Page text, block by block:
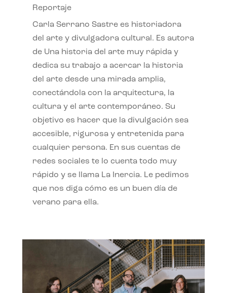
Reportaje
Carla Serrano Sastre es historiadora
del arte y divulgadora cultural. Es autora
de Una historia del arte muy rápida y
dedica su trabajo a acercar la historia
del arte desde una mirada amplia,
conectándola con la arquitectura, la
cultura y el arte contemporáneo. Su
objetivo es hacer que la divulgación sea
accesible, rigurosa y entretenida para
cualquier persona. En sus cuentas de
redes sociales te lo cuenta todo muy
rápido y se llama La Inercia. Le pedimos
que nos diga cómo es un buen día de
verano para ella.